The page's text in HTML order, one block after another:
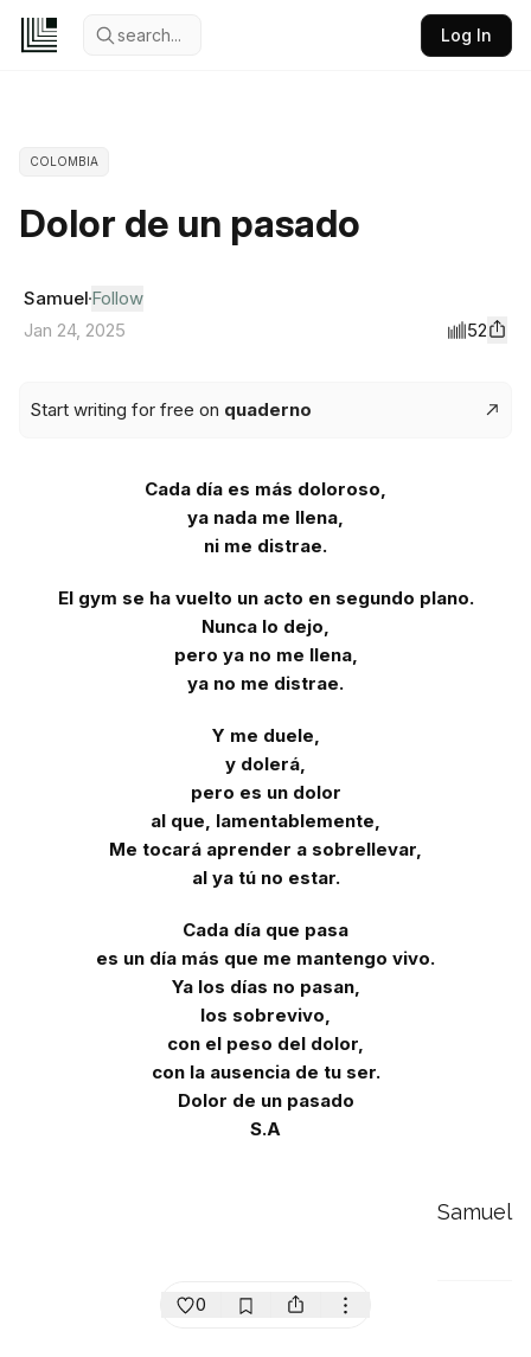
search... Log In
COLOMBIA
Dolor de un pasado
Samuel Follow
Jan 24, 2025
52
Start writing for free on quaderno
Cada día es más doloroso,
ya nada me llena,
ni me distrae.
El gym se ha vuelto un acto en segundo plano.
Nunca lo dejo,
pero ya no me llena,
ya no me distrae.
Y me duele,
y dolerá,
pero es un dolor
al que, lamentablemente,
Me tocará aprender a sobrellevar,
al ya tú no estar.
Cada día que pasa
es un día más que me mantengo vivo.
Ya los días no pasan,
los sobrevivo,
con el peso del dolor,
con la ausencia de tu ser.
Dolor de un pasado
S.A
Samuel
0